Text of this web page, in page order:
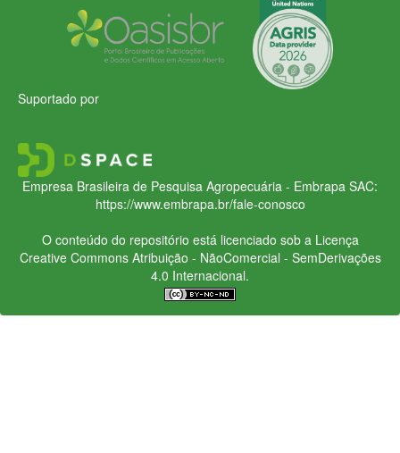
Suportado por
Empresa Brasileira de Pesquisa Agropecuária - Embrapa SAC:
https://www.embrapa.br/fale-conosco
O conteúdo do repositório está licenciado sob a Licença
Creative CommonsAtribuição - NãoComercial - SemDerivações
4.0 Internacional.